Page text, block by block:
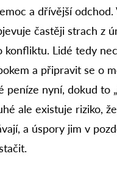
a dřívější odchod.
častěji strach z
konfliktu. Lidé tedy
a připravit se o
peníze nyní, dokud to
ale existuje riziko,
a úspory jim v